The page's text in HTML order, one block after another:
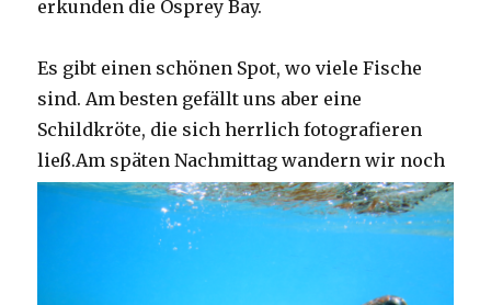
erkunden die Osprey Bay.
Es gibt einen schönen Spot, wo viele Fische
sind. Am besten gefällt uns aber eine
Schildkröte, die sich herrlich fotografieren
ließ.Am späten Nachmittag wandern wir noch